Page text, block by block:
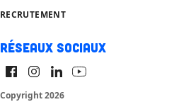
RECRUTEMENT
Réseaux sociaux
Copyright 2026